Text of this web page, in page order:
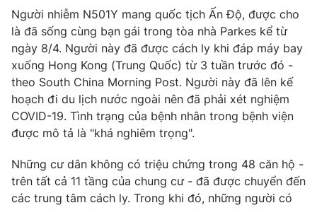
Khán giả
Giải sao mai
Sao
Du lịch
Làm đẹp
Chất lượng cuộc sống
Giáo dục
Tuyển sinh
Học trực tuyến
Công nghệ
Hitech Công nghệ tương lai
Sản phẩm
Thị trường
Tư vấn
Giao lưu trực tuyến
Chuyên mục khác
Người nhiễm N501Y mang quốc tịch Ấn Độ, được cho
là đã sống cùng bạn gái trong tòa nhà Parkes kể từ
ngày 8/4. Người này đã được cách ly khi đáp máy bay
xuống Hong Kong (Trung Quốc) từ 3 tuần trước đó -
theo South China Morning Post. Người này đã lên kế
hoạch đi du lịch nước ngoài nên đã phải xét nghiệm
COVID-19. Tình trạng của bệnh nhân trong bệnh viện
được mô tả là "khá nghiêm trọng".
Những cư dân không có triệu chứng trong 48 căn hộ -
trên tất cả 11 tầng của chung cư - đã được chuyển đến
các trung tâm cách ly. Trong khi đó, những người có